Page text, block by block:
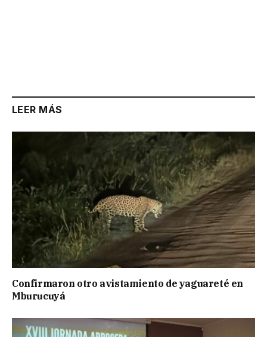
LEER MÁS
Confirmaron otro avistamiento de yaguareté en
Mburucuyá